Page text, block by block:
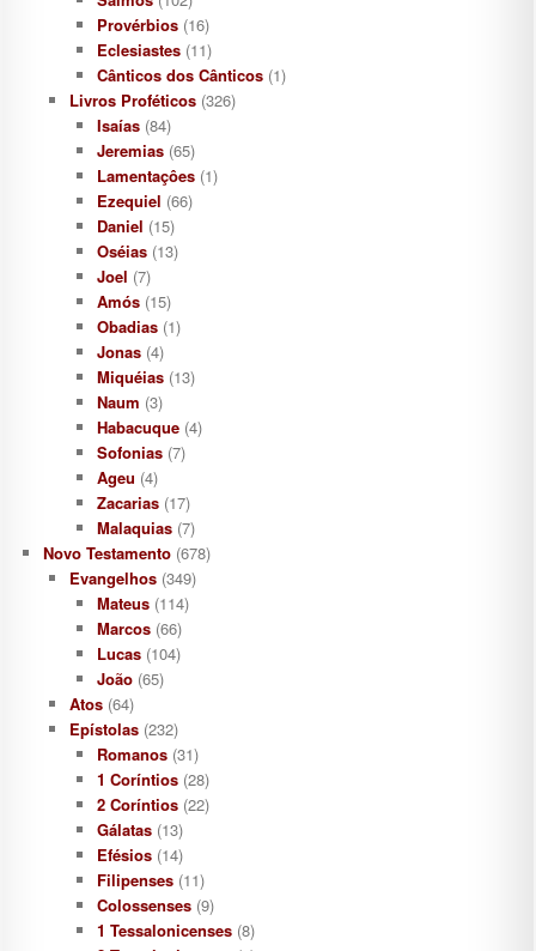
Provérbios(16)
Eclesiastes(11)
Cânticos dos Cânticos(1)
Livros Proféticos (326)
Isaías(84)
Jeremias(65)
Lamentaçôes(1)
Ezequiel (66)
Daniel (15)
Oséias(13)
Joel (7)
Amós(15)
Obadias(1)
Jonas(4)
Miquéias(13)
Naum (3)
Habacuque(4)
Sofonias(7)
Ageu (4)
Zacarias(17)
Malaquias(7)
Novo Testamento(678)
Evangelhos (349)
Mateus(114)
Marcos(66)
Lucas(104)
João(65)
Atos (64)
Epístolas (232)
Romanos(31)
1 Coríntios(28)
2 Coríntios(22)
Gálatas(13)
Efésios(14)
Filipenses(11)
Colossenses(9)
1 Tessalonicenses(8)